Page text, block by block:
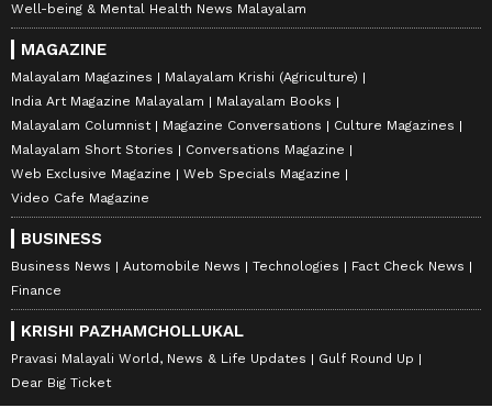
Well-being & Mental Health News Malayalam
MAGAZINE
Malayalam Magazines
Malayalam Krishi (Agriculture)
India Art Magazine Malayalam
Malayalam Books
Malayalam Columnist
Magazine Conversations
Culture Magazines
Malayalam Short Stories
Conversations Magazine
Web Exclusive Magazine
Web Specials Magazine
Video Cafe Magazine
BUSINESS
Business News Automobile News Technologies
Fact Check News
Finance
KRISHI PAZHAMCHOLLUKAL
Pravasi Malayali World, News & Life Updates
Gulf Round Up
Dear Big Ticket